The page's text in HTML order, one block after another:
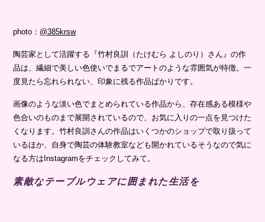
photo： @385krsw
陶芸家として活躍する『竹村良訓（たけむら よしのり）さん』の作
品は、繊細で美しい色使いでまるでアートのような雰囲気が特徴。一
度見たら忘れられない、印象に残る作品ばかりです。
画像のような淡い色でまとめられている作品から、存在感ある模様や
色合いのものまで展開されているので、お気に入りの一点を見つけた
くなります。竹村良訓さんの作品はいくつかのショップで取り扱って
いるほか、自身で陶芸の体験教室なども開かれているそうなので気に
なる方はInstagramをチェックしてみて。
素敵なテーブルウェアに囲まれた生活を